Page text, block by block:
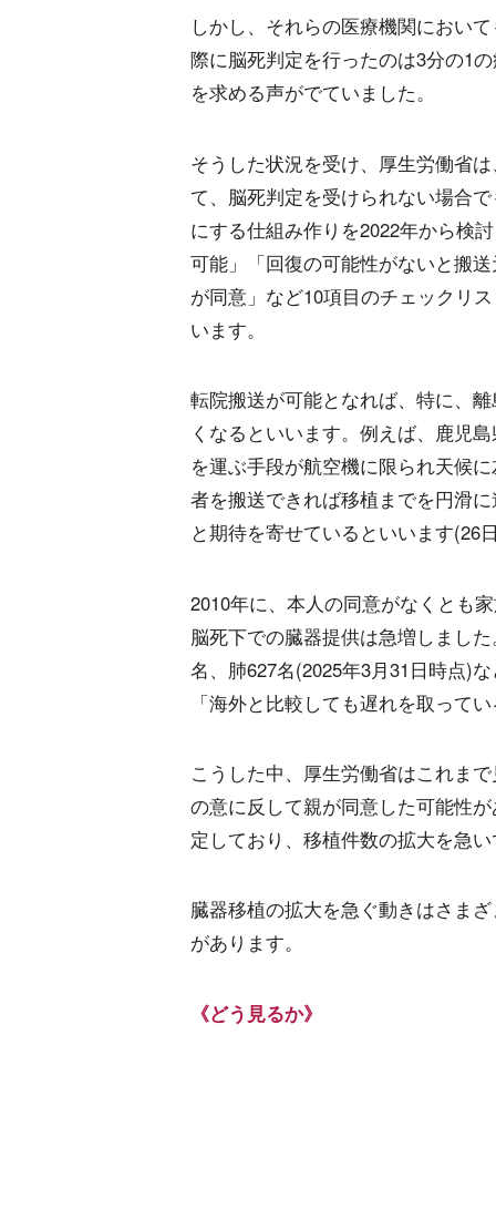
しかし、それらの医療機関におい
際に脳死判定を行ったのは3分の1
を求める声がでていました。
そうした状況を受け、厚生労働省
て、脳死判定を受けられない場合
にする仕組み作りを2022年から検
可能」「回復の可能性がないと搬
が同意」など10項目のチェックリ
います。
転院搬送が可能となれば、特に、
くなるといいます。例えば、鹿児
を運ぶ手段が航空機に限られ天候
者を搬送できれば移植までを円滑
と期待を寄せているといいます(26
2010年に、本人の同意がなくとも
脳死下での臓器提供は急増しまし
名、肺627名(2025年3月31日時点)
「海外と比較しても遅れを取って
こうした中、厚生労働省はこれま
の意に反して親が同意した可能性
定しており、移植件数の拡大を急
臓器移植の拡大を急ぐ動きはさま
があります。
《どう見るか》